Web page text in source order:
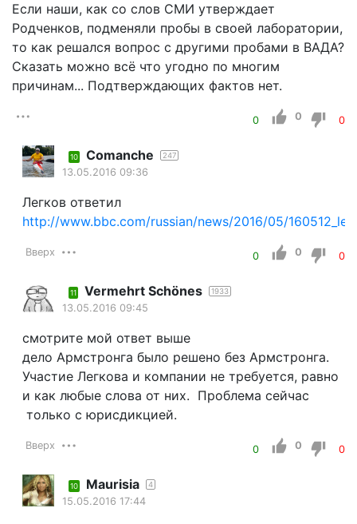
Если наши, как со слов СМИ утверждает
Родченков, подменяли пробы в своей лаборатории,
то как решался вопрос с другими пробами в ВАДА?
Сказать можно всё что угодно по многим
причинам... Подтверждающих фактов нет.
0 0 0
10 Comanche 247
13.05.2016 09:36
Легков ответил
http://www.bbc.com/russian/news/2016/05/
Вверх 0 0 0
11 Vermehrt Schönes 1933
13.05.2016 09:45
смотрите мой ответ выше
дело Армстронга было решено без Армстронга.
Участие Легкова и компании не требуется, равно
и как любые слова от них. Проблема сейчас
только с юрисдикцией.
Вверх 0 0 0
10 Maurisia 4
15.05.2016 17:44